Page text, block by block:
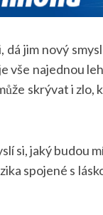
dá jim nový
vše najednou
skrývat i zlo,
si, jaký budou
spojené s